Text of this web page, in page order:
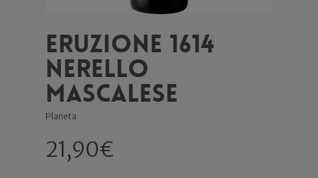
Eruzione 1614
Nerello
Mascalese
Planeta
21,90€